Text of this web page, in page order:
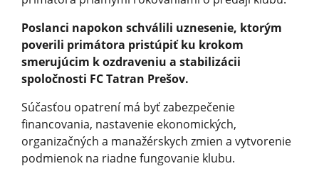
Poslanci napokon schválili uznesenie, ktorým
poverili primátora pristúpiť ku krokom
smerujúcim k ozdraveniu a stabilizácii
spoločnosti FC Tatran Prešov.
Súčasťou opatrení má byť zabezpečenie
financovania, nastavenie ekonomických,
organizačných a manažérskych zmien a vytvorenie
podmienok na riadne fungovanie klubu.